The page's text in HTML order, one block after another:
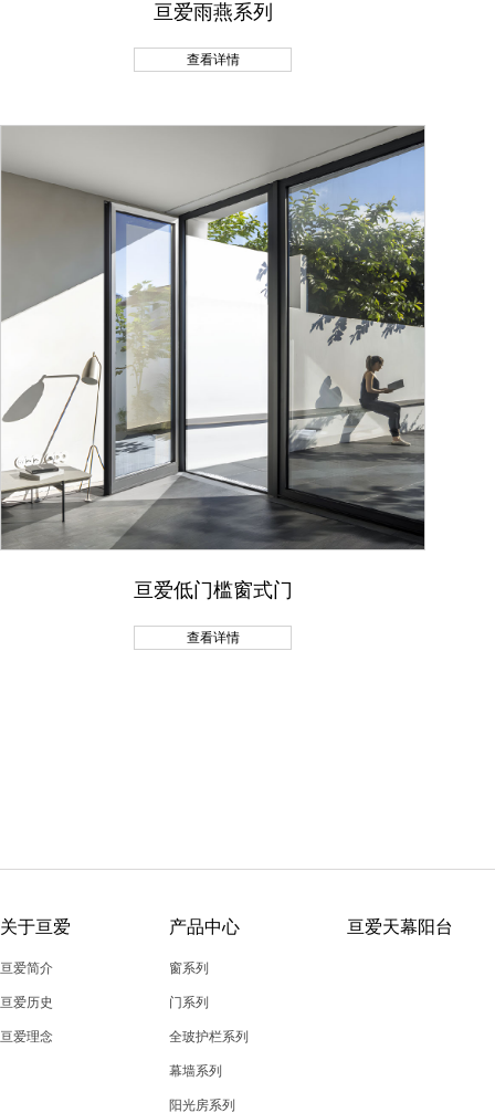
亘爱雨燕系列
查看详情
亘爱低门槛窗式门
查看详情
关于亘爱
亘爱简介
亘爱历史
亘爱理念
产品中心
窗系列
门系列
全玻护栏系列
幕墙系列
阳光房系列
亘爱天幕阳台